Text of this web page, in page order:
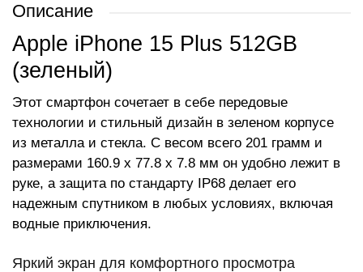
Описание
Apple iPhone 15 Plus 512GB
(зеленый)
Этот смартфон сочетает в себе передовые
технологии и стильный дизайн в зеленом корпусе
из металла и стекла. С весом всего 201 грамм и
размерами 160.9 x 77.8 x 7.8 мм он удобно лежит в
руке, а защита по стандарту IP68 делает его
надежным спутником в любых условиях, включая
водные приключения.
Яркий экран для комфортного просмотра